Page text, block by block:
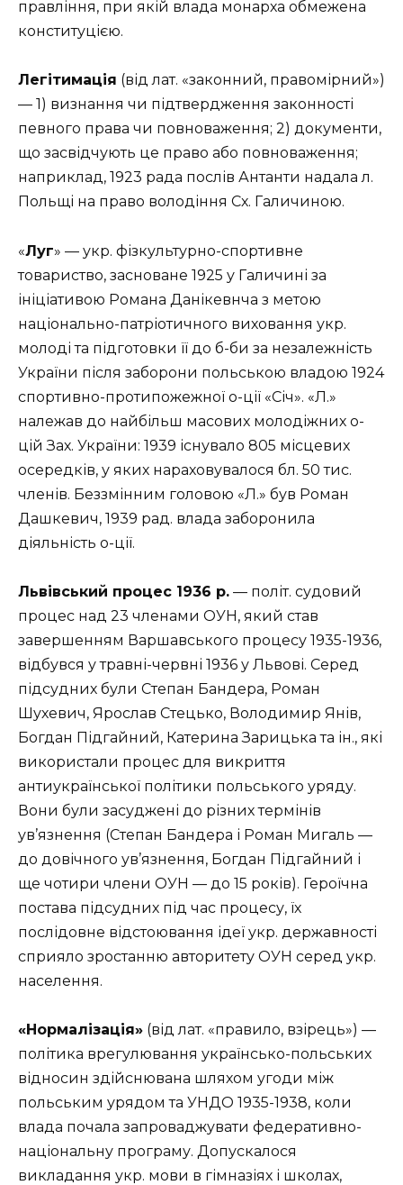
правління, при якій влада монарха обмежена
конституцією.
Легітимація (від лат. «законний, правомірний»)
— 1) визнання чи підтвердження законності
певного права чи повноваження; 2) документи,
що засвідчують це право або повноваження;
наприклад, 1923 рада послів Антанти надала л.
Польщі на право володіння Сх. Галичиною.
«Луг» — укр. фізкультурно-спортивне
товариство, засноване 1925 у Галичині за
ініціативою Романа Данікевнча з метою
національно-патріотичного виховання укр.
молоді та підготовки її до б-би за незалежність
України після заборони польською владою 1924
спортивно-протипожежної о-ції «Січ». «Л.»
належав до найбільш масових молодіжних о-
цій Зах. України: 1939 існувало 805 місцевих
осередків, у яких нараховувалося бл. 50 тис.
членів. Беззмінним головою «Л.» був Роман
Дашкевич, 1939 рад. влада заборонила
діяльність о-ції.
Львівський процес 1936 р. — політ. судовий
процес над 23 членами ОУН, який став
завершенням Варшавського процесу 1935-1936,
відбувся у травні-червні 1936 у Львові. Серед
підсудних були Степан Бандера, Роман
Шухевич, Ярослав Стецько, Володимир Янів,
Богдан Підгайний, Катерина Зарицька та ін., які
використали процес для викриття
антиукраїнської політики польського уряду.
Вони були засуджені до різних термінів
ув’язнення (Степан Бандера і Роман Мигаль —
до довічного ув’язнення, Богдан Підгайний і
ще чотири члени ОУН — до 15 років). Героїчна
постава підсудних під час процесу, їх
послідовне відстоювання ідеї укр. державності
сприяло зростанню авторитету ОУН серед укр.
населення.
«Нормалізація» (від лат. «правило, взірець») —
політика врегулювання українсько-польських
відносин здійснювана шляхом угоди між
польським урядом та УНДО 1935-1938, коли
влада почала запроваджувати федеративно-
національну програму. Допускалося
викладання укр. мови в гімназіях і школах,